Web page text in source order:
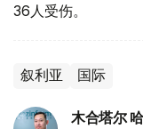
36人受伤。
叙利亚 国际
木合塔尔